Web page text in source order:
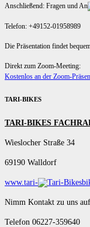
Anschließend: Fragen und An
Telefon: +49152-01958989
Die Präsentation findet
Direkt zum Zoom-Meeting:
Kostenlos an der Zoom-
TARI-BIKES
TARI-BIKES
Wieslocher Straße 34
69190 Walldorf
www.tari-
Nimm Kontakt zu uns
Telefon 06227-359640